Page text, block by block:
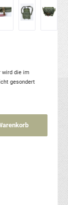
wird die im
gesondert